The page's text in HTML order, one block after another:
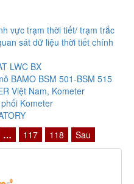
vực trạm thời tiết/ trạm trắc
sát dữ liệu thời tiết chính
LWC BX
BAMO BSM 501-BSM 515
Việt Nam, Kometer
Kometer
… 117 118 Sau